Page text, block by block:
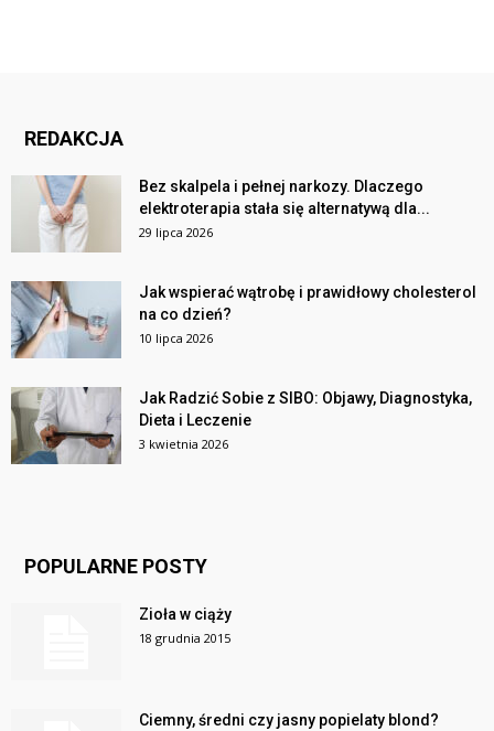
REDAKCJA
Bez skalpela i pełnej narkozy. Dlaczego
elektroterapia stała się alternatywą dla...
29 lipca 2026
Jak wspierać wątrobę i prawidłowy cholesterol
na co dzień?
10 lipca 2026
Jak Radzić Sobie z SIBO: Objawy, Diagnostyka,
Dieta i Leczenie
3 kwietnia 2026
POPULARNE POSTY
Zioła w ciąży
18 grudnia 2015
Ciemny, średni czy jasny popielaty blond?